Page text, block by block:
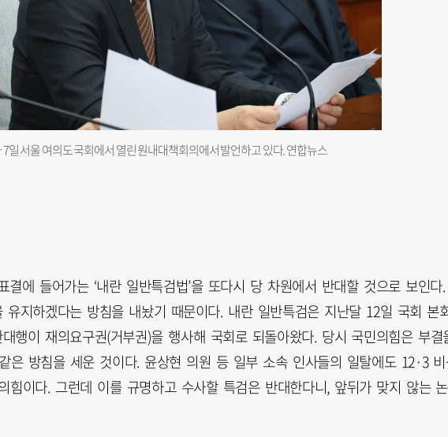
일 서울 여의도 국회에서 열린 원내대책회의에서 발언하고 있다. 연합뉴스
에 들어가는 ‘내란 일반특검법’을 또다시 당 차원에서 반대할 것으로 보인다.
지하겠다는 방침을 내놨기 때문이다. 내란 일반특검은 지난달 12일 국회 본
행이 재의요구권(거부권)을 행사해 국회로 되돌아왔다. 당시 국민의힘은 부결
은 방침을 세운 것이다. 윤상현 의원 등 일부 소속 인사들의 일탈에도 12·3
힘이다. 그런데 이를 규명하고 수사할 특검은 반대한다니, 앞뒤가 맞지 않는 논